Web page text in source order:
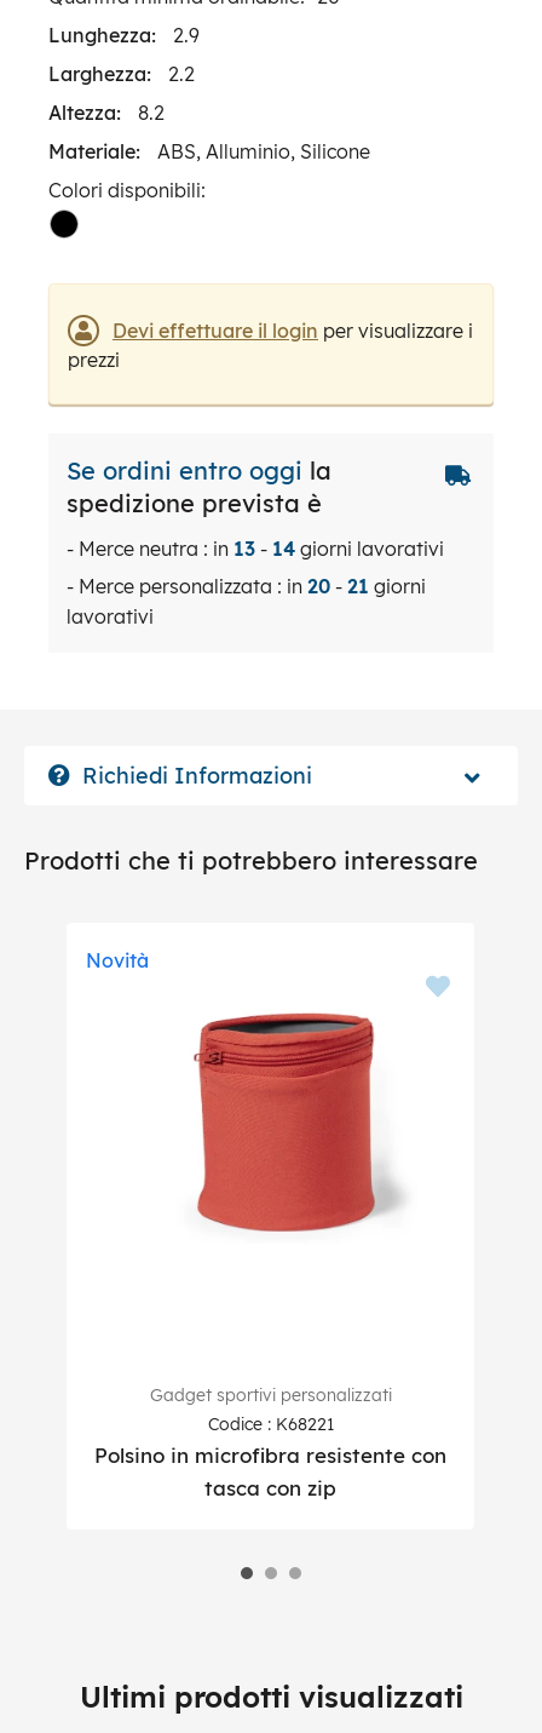
Lunghezza:
2.9
Larghezza:
2.2
Altezza:
8.2
Materiale:
ABS, Alluminio, Silicone
Colori disponibili:
Devi effettuare il login per visualizzare i
prezzi
Se ordini entro oggi la
spedizione prevista è
- Merce neutra : in 13 - 14 giorni lavorativi
- Merce personalizzata : in 20 - 21 giorni
lavorativi
Richiedi Informazioni
Prodotti che ti potrebbero interessare
Novità
Gadget sportivi personalizzati
Codice : K68221
Polsino in microfibra resistente con
tasca con zip
Ultimi prodotti visualizzati